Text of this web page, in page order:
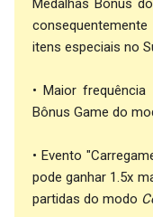
Medalhas Bônus
itens especiais no
• Maior
Bônus Game do
• Evento
pode ganhar 1.5x
partidas do modo